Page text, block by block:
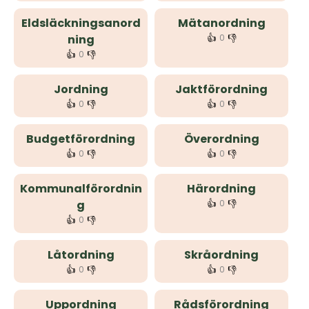
Eldsläckningsanord
ning
👍 0 👎
Mätanordning
👍 0 👎
Jordning
👍 0 👎
Jaktförordning
👍 0 👎
Budgetförordning
👍 0 👎
Överordning
👍 0 👎
Kommunalförordnin
g
👍 0 👎
Härordning
👍 0 👎
Låtordning
👍 0 👎
Skråordning
👍 0 👎
Uppordning Rådsförordning